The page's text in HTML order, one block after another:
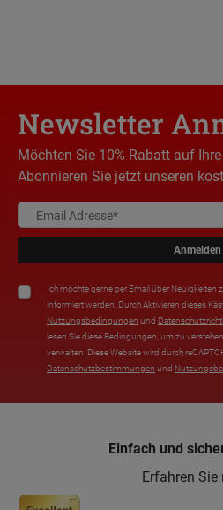
Newsletter
Möchten Sie 10% Rabatt auf
Abonnieren Sie jetzt unseren
Anmelden
Ich möchte gerne per Email über
informiert werden. Durch Aktivieren dieses
Nutzungsbedingungen und
lesen Sie diese Bedingungen, um zu
verwalten. Diese Website wird durch
Datenschutzbestimmungen und
Einfach und
Erfahren Sie